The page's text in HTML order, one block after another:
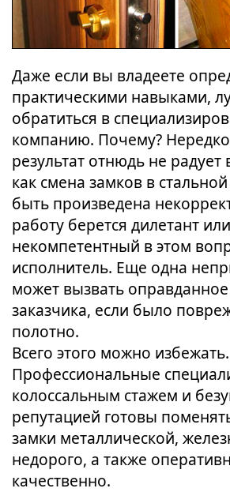
Даже если вы владеете
практическими навыками,
обратиться в
компанию. Почему?
результат отнюдь не радует
как смена замков в
быть произведена
работу берется дилетант или
некомпетентный в этом
исполнитель. Еще одна
может вызвать
заказчика, если было
полотно.
Всего этого можно избежать.
Профессиональные
колоссальным стажем и
репутацией готовы
замки металлической,
недорого, а также
качественно.